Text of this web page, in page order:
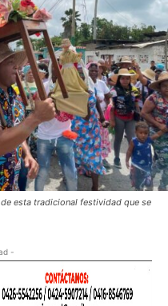
esta tradicional festividad que se
-